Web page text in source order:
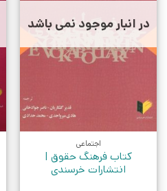
در انبار موجود نمی باشد
اجتماعی
کتاب فرهنگ حقوق |
انتشارات خرسندی